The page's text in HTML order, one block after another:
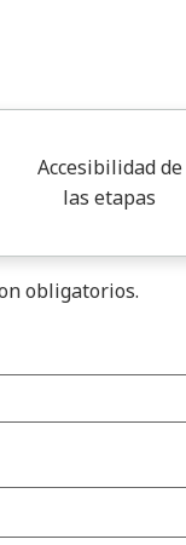
Accesibilidad de
las etapas
obligatorios.